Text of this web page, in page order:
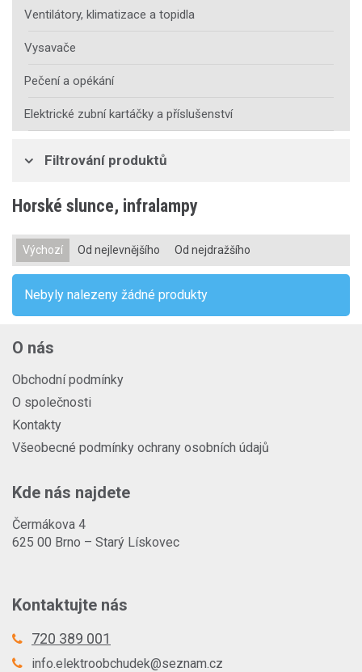
Ventilátory, klimatizace a topidla
Vysavače
Pečení a opékání
Elektrické zubní kartáčky a příslušenství
Filtrování produktů
Horské slunce, infralampy
Výchozí Od nejlevnějšího Od nejdražšího
Nebyly nalezeny žádné produkty
O nás
Obchodní podmínky
O společnosti
Kontakty
Všeobecné podmínky ochrany osobních údajů
Kde nás najdete
Čermákova 4
625 00 Brno – Starý Lískovec
Kontaktujte nás
720 389 001
info.elektroobchudek@seznam.cz